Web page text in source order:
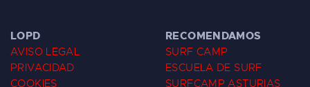
LOPD
AVISO LEGAL
PRIVACIDAD
COOKIES
RECOMENDAMOS
SURF CAMP
ESCUELA DE SURF
SURFCAMP ASTURIAS